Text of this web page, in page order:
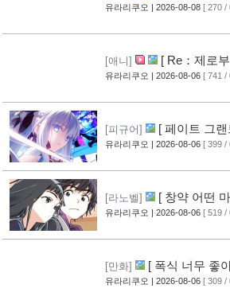
이션화 결정 [9]
유라리쿠오 | 2026-08-08 [ 270 /
[애니]
[ Re：제로
활 ] 4기 탈환편 PV 영상
유라리쿠오 | 2026-08-06 [ 741 /
[피규어]
[ 페이트 그랜
이 신작 피규어 공개
유라리쿠오 | 2026-08-06 [ 399 /
[라노벨]
[ 창약 어떤
표지 공개
[12]
유라리쿠오 | 2026-08-06 [ 519 /
[만화]
[ 폭식 너무 좋
메이션화 결정 [13]
유라리쿠오 | 2026-08-06 [ 309 /